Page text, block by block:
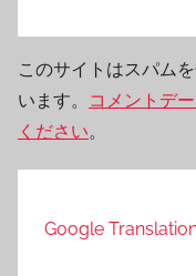
このサイトはスパム
います。
コメントデ
ください。
Google